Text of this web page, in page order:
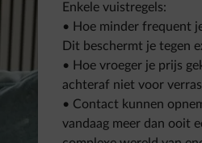
Enkele vuistregels:
• Hoe minder frequent
Dit beschermt je tegen
• Hoe vroeger je prijs
achteraf niet voor
• Contact kunnen
vandaag meer dan ooit